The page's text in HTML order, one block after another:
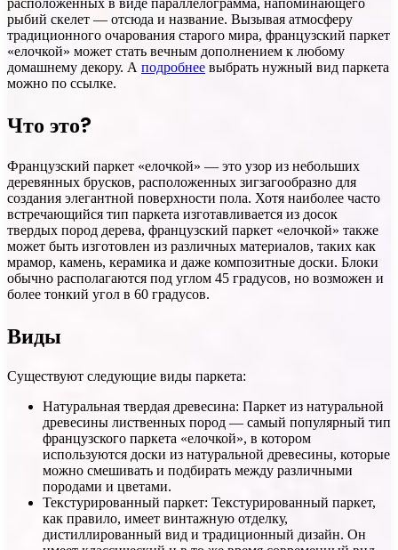
рыбий скелет — отсюда и название. Вызывая атмосферу
традиционного очарования старого мира, французский паркет
«елочкой» может стать вечным дополнением к любому
домашнему декору. А подробнее выбрать нужный вид паркета
можно по ссылке.
Что это?
Французский паркет «елочкой» — это узор из небольших
деревянных брусков, расположенных зигзагообразно для
создания элегантной поверхности пола. Хотя наиболее часто
встречающийся тип паркета изготавливается из досок
твердых пород дерева, французский паркет «елочкой» также
может быть изготовлен из различных материалов, таких как
мрамор, камень, керамика и даже композитные доски. Блоки
обычно располагаются под углом 45 градусов, но возможен и
более тонкий угол в 60 градусов.
Виды
Существуют следующие виды паркета:
Натуральная твердая древесина: Паркет из натуральной
древесины лиственных пород — самый популярный тип
французского паркета «елочкой», в котором
используются доски из натуральной древесины, которые
можно смешивать и подбирать между различными
породами и цветами.
Текстурированный паркет: Текстурированный паркет,
как правило, имеет винтажную отделку,
дистиллированный вид и традиционный дизайн. Он